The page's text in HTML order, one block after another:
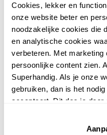
Cookies, lekker en
onze website beter en
noodzakelijke cookies die
en analytische cookies
verbeteren. Met marketing
persoonlijke content zien.
Superhandig. Als je onze
gebruiken, dan is het
accepteert. Dit doe je door
website niet optimaal